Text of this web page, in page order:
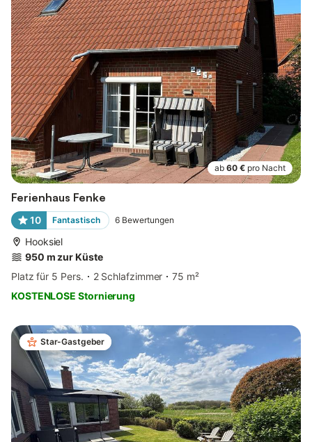
ab 60 € pro Nacht
Ferienhaus Fenke
10 Fantastisch 6 Bewertungen
Hooksiel
950 m zur Küste
Platz für 5 Pers.
2 Schlafzimmer
75 m²
KOSTENLOSE Stornierung
Star-Gastgeber